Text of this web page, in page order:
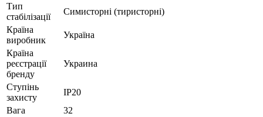
Тип
стабілізації
Симисторні (тиристорні)
Країна
виробник
Україна
Країна
реєстрації
бренду
Украина
Ступінь
захисту
IP20
Вага
32